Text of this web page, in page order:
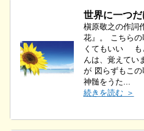
世界に一つだ
槇原敬之の作詞
花』。 こちら
くてもいい も
んは、覚えてい
が 図らずもこ
神髄をうた...
続きを読む ＞